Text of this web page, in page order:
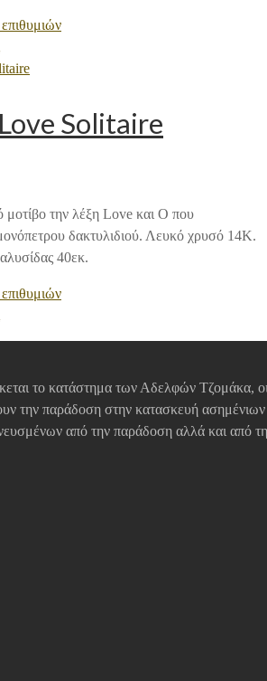
Solitaire
μοτίβο την λέξη Love και Ο που
δακτυλιδιού. Λευκό χρυσό 14Κ.
40εκ.
το κατάστημα των Αδελφών Τζομάκα,
την παράδοση στην κατασκευή ασημένιων
από την παράδοση αλλά και από